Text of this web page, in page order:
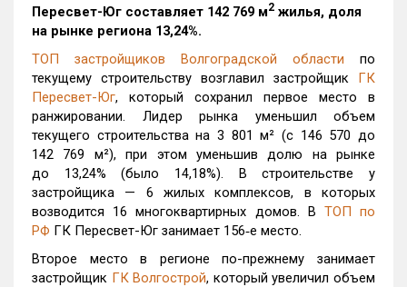
Пересвет-Юг составляет 142 769 м2 жилья, доля
на рынке региона 13,24%.
ТОП застройщиков Волгоградской области по
текущему строительству возглавил застройщик ГК
Пересвет-Юг, который сохранил первое место в
ранжировании. Лидер рынка уменьшил объем
текущего строительства на 3 801 м² (с 146 570 до
142 769 м²), при этом уменьшив долю на рынке
до 13,24% (было 14,18%). В строительстве у
застройщика — 6 жилых комплексов, в которых
возводится 16 многоквартирных домов. В ТОП по
РФ ГК Пересвет-Юг занимает 156‑е место.
Второе место в регионе по-прежнему занимает
застройщик ГК Волгострой, который увеличил объем